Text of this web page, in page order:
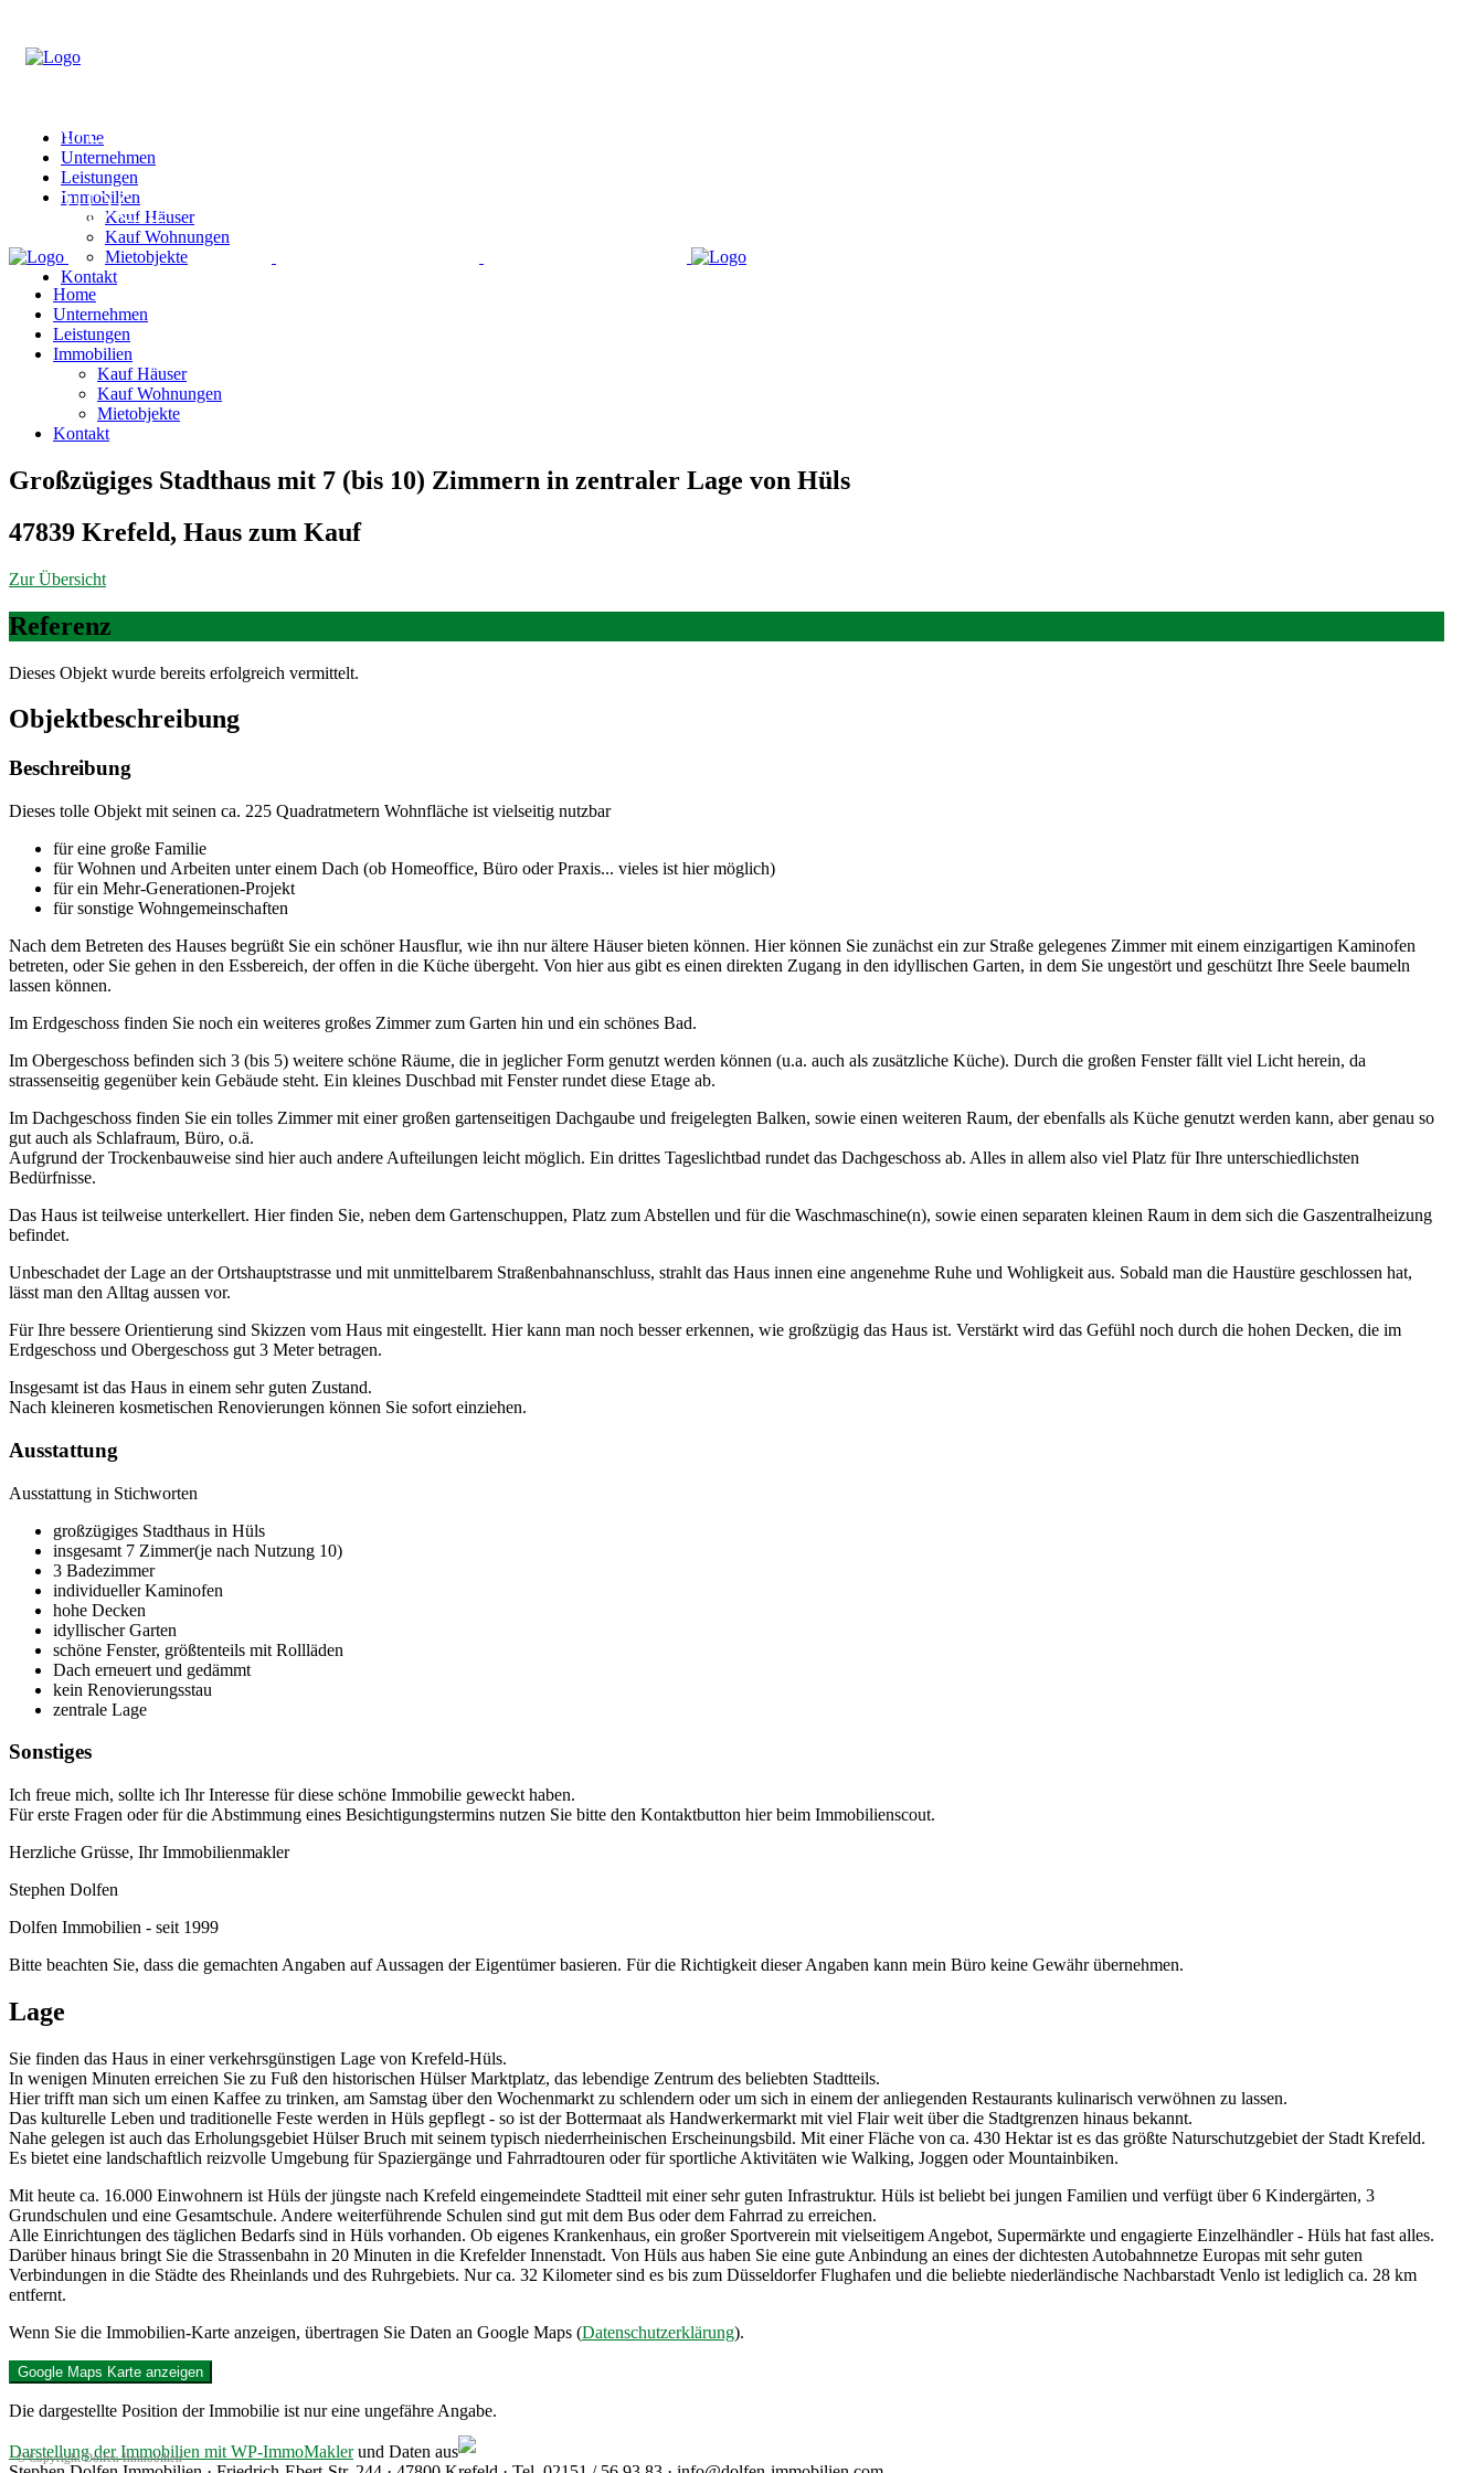
Home
Unternehmen
Leistungen
Immobilien
Kauf Häuser
Kauf Wohnungen
Mietobjekte
Kontakt
© Copyright Dolfen Immobilien
Home
Unternehmen
Leistungen
Immobilien
Kauf Häuser
Kauf Wohnungen
Mietobjekte
Kontakt
Großzügiges Stadthaus mit 7 (bis 10) Zimmern in zentraler Lage von Hüls
47839 Krefeld, Haus zum Kauf
Zur Übersicht
Referenz
Dieses Objekt wurde bereits erfolgreich vermittelt.
Objekt­beschreibung
Beschreibung
Dieses tolle Objekt mit seinen ca. 225 Quadratmetern Wohnfläche ist vielseitig nutzbar
für eine große Familie
für Wohnen und Arbeiten unter einem Dach (ob Homeoffice, Büro oder Praxis... vieles ist hier möglich)
für ein Mehr-Generationen-Projekt
für sonstige Wohngemeinschaften
Nach dem Betreten des Hauses begrüßt Sie ein schöner Hausflur, wie ihn nur ältere Häuser bieten können. Hier können Sie zunächst ein zur Straße gelegenes Zimmer mit einem einzigartigen Kaminofen
betreten, oder Sie gehen in den Essbereich, der offen in die Küche übergeht. Von hier aus gibt es einen direkten Zugang in den idyllischen Garten, in dem Sie ungestört und geschützt Ihre Seele baumeln
lassen können.
Im Erdgeschoss finden Sie noch ein weiteres großes Zimmer zum Garten hin und ein schönes Bad.
Im Obergeschoss befinden sich 3 (bis 5) weitere schöne Räume, die in jeglicher Form genutzt werden können (u.a. auch als zusätzliche Küche). Durch die großen Fenster fällt viel Licht herein, da
strassenseitig gegenüber kein Gebäude steht. Ein kleines Duschbad mit Fenster rundet diese Etage ab.
Im Dachgeschoss finden Sie ein tolles Zimmer mit einer großen gartenseitigen Dachgaube und freigelegten Balken, sowie einen weiteren Raum, der ebenfalls als Küche genutzt werden kann, aber genau so
gut auch als Schlafraum, Büro, o.ä.
Aufgrund der Trockenbauweise sind hier auch andere Aufteilungen leicht möglich. Ein drittes Tageslichtbad rundet das Dachgeschoss ab. Alles in allem also viel Platz für Ihre unterschiedlichsten
Bedürfnisse.
Das Haus ist teilweise unterkellert. Hier finden Sie, neben dem Gartenschuppen, Platz zum Abstellen und für die Waschmaschine(n), sowie einen separaten kleinen Raum in dem sich die Gaszentralheizung
befindet.
Unbeschadet der Lage an der Ortshauptstrasse und mit unmittelbarem Straßenbahnanschluss, strahlt das Haus innen eine angenehme Ruhe und Wohligkeit aus. Sobald man die Haustüre geschlossen hat,
lässt man den Alltag aussen vor.
Für Ihre bessere Orientierung sind Skizzen vom Haus mit eingestellt. Hier kann man noch besser erkennen, wie großzügig das Haus ist. Verstärkt wird das Gefühl noch durch die hohen Decken, die im
Erdgeschoss und Obergeschoss gut 3 Meter betragen.
Insgesamt ist das Haus in einem sehr guten Zustand.
Nach kleineren kosmetischen Renovierungen können Sie sofort einziehen.
Ausstattung
Ausstattung in Stichworten
großzügiges Stadthaus in Hüls
insgesamt 7 Zimmer(je nach Nutzung 10)
3 Badezimmer
individueller Kaminofen
hohe Decken
idyllischer Garten
schöne Fenster, größtenteils mit Rollläden
Dach erneuert und gedämmt
kein Renovierungsstau
zentrale Lage
Sonstiges
Ich freue mich, sollte ich Ihr Interesse für diese schöne Immobilie geweckt haben.
Für erste Fragen oder für die Abstimmung eines Besichtigungstermins nutzen Sie bitte den Kontaktbutton hier beim Immobilienscout.
Herzliche Grüsse, Ihr Immobilienmakler
Stephen Dolfen
Dolfen Immobilien - seit 1999
Bitte beachten Sie, dass die gemachten Angaben auf Aussagen der Eigentümer basieren. Für die Richtigkeit dieser Angaben kann mein Büro keine Gewähr übernehmen.
Lage
Sie finden das Haus in einer verkehrsgünstigen Lage von Krefeld-Hüls.
In wenigen Minuten erreichen Sie zu Fuß den historischen Hülser Marktplatz, das lebendige Zentrum des beliebten Stadtteils.
Hier trifft man sich um einen Kaffee zu trinken, am Samstag über den Wochenmarkt zu schlendern oder um sich in einem der anliegenden Restaurants kulinarisch verwöhnen zu lassen.
Das kulturelle Leben und traditionelle Feste werden in Hüls gepflegt - so ist der Bottermaat als Handwerkermarkt mit viel Flair weit über die Stadtgrenzen hinaus bekannt.
Nahe gelegen ist auch das Erholungsgebiet Hülser Bruch mit seinem typisch niederrheinischen Erscheinungsbild. Mit einer Fläche von ca. 430 Hektar ist es das größte Naturschutzgebiet der Stadt Krefeld.
Es bietet eine landschaftlich reizvolle Umgebung für Spaziergänge und Fahrradtouren oder für sportliche Aktivitäten wie Walking, Joggen oder Mountainbiken.
Mit heute ca. 16.000 Einwohnern ist Hüls der jüngste nach Krefeld eingemeindete Stadtteil mit einer sehr guten Infrastruktur. Hüls ist beliebt bei jungen Familien und verfügt über 6 Kindergärten, 3
Grundschulen und eine Gesamtschule. Andere weiterführende Schulen sind gut mit dem Bus oder dem Fahrrad zu erreichen.
Alle Einrichtungen des täglichen Bedarfs sind in Hüls vorhanden. Ob eigenes Krankenhaus, ein großer Sportverein mit vielseitigem Angebot, Supermärkte und engagierte Einzelhändler - Hüls hat fast alles.
Darüber hinaus bringt Sie die Strassenbahn in 20 Minuten in die Krefelder Innenstadt. Von Hüls aus haben Sie eine gute Anbindung an eines der dichtesten Autobahnnetze Europas mit sehr guten
Verbindungen in die Städte des Rheinlands und des Ruhrgebiets. Nur ca. 32 Kilometer sind es bis zum Düsseldorfer Flughafen und die beliebte niederländische Nachbarstadt Venlo ist lediglich ca. 28 km
entfernt.
Wenn Sie die Immobilien-Karte anzeigen, übertragen Sie Daten an Google Maps (Datenschutzerklärung).
Google Maps Karte anzeigen
Die dargestellte Position der Immobilie ist nur eine ungefähre Angabe.
Darstellung der Immobilien mit WP-ImmoMaklerund Daten aus